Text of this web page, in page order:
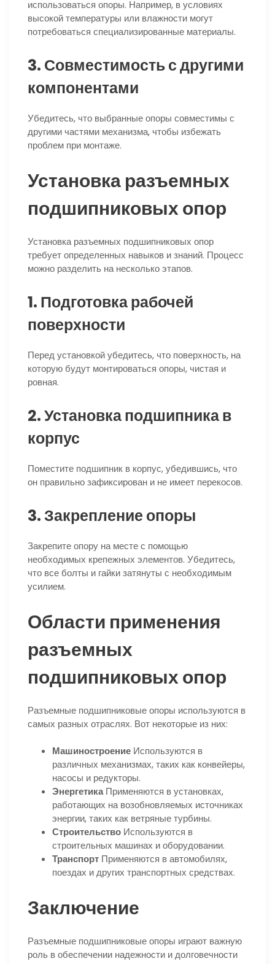
использоваться опоры. Например, в условиях
высокой температуры или влажности могут
потребоваться специализированные материалы.
3. Совместимость с другими
компонентами
Убедитесь, что выбранные опоры совместимы с
другими частями механизма, чтобы избежать
проблем при монтаже.
Установка разъемных
подшипниковых опор
Установка разъемных подшипниковых опор
требует определенных навыков и знаний. Процесс
можно разделить на несколько этапов.
1. Подготовка рабочей
поверхности
Перед установкой убедитесь, что поверхность, на
которую будут монтироваться опоры, чистая и
ровная.
2. Установка подшипника в
корпус
Поместите подшипник в корпус, убедившись, что
он правильно зафиксирован и не имеет перекосов.
3. Закрепление опоры
Закрепите опору на месте с помощью
необходимых крепежных элементов. Убедитесь,
что все болты и гайки затянуты с необходимым
усилием.
Области применения
разъемных
подшипниковых опор
Разъемные подшипниковые опоры используются в
самых разных отраслях. Вот некоторые из них:
Машиностроение Используются в
различных механизмах, таких как конвейеры,
насосы и редукторы.
ЭнергетикаПрименяются в установках,
работающих на возобновляемых источниках
энергии, таких как ветряные турбины.
Строительство Используются в
строительных машинах и оборудовании.
Транспорт Применяются в автомобилях,
поездах и других транспортных средствах.
Заключение
Разъемные подшипниковые опоры играют важную
роль в обеспечении надежности и долговечности